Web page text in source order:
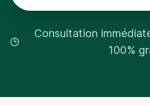
Consultation
100%